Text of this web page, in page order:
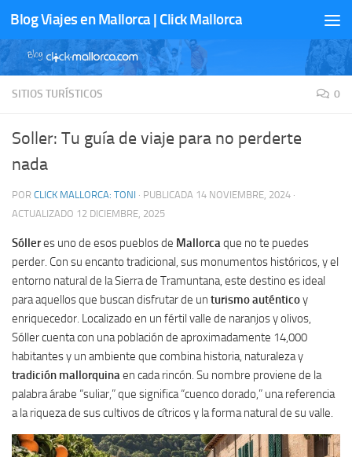
Saltar al contenido
Blog Viajes en Mallorca | Click Mallorca
SITIOS TURÍSTICOS 0
Soller: Tu guía de viaje para no perderte
nada
POR CLICK MALLORCA: TONI · PUBLICADA 14 NOVIEMBRE, 2024 ·
ACTUALIZADO 12 DICIEMBRE, 2025
Sólleres uno de esos pueblos de Mallorca que no te puedes
perder. Con su encanto tradicional, sus monumentos históricos, y el
entorno natural de la Sierra de Tramuntana, este destino es ideal
para aquellos que buscan disfrutar de un turismo auténticoy
enriquecedor. Localizado en un fértil valle de naranjos y olivos,
Sóller cuenta con una población de aproximadamente 14,000
habitantes y un ambiente que combina historia, naturaleza y
tradición mallorquina en cada rincón. Su nombre proviene de la
palabra árabe “suliar,” que significa “cuenco dorado,” una referencia
a la riqueza de sus cultivos de cítricos y la forma natural de su valle.